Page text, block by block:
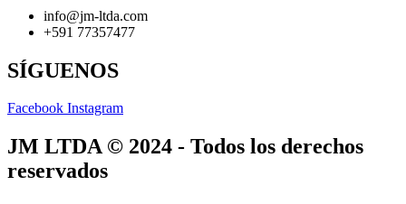
info@jm-ltda.com
+591 77357477
SÍGUENOS
Facebook Instagram
JM LTDA © 2024 - Todos los derechos
reservados